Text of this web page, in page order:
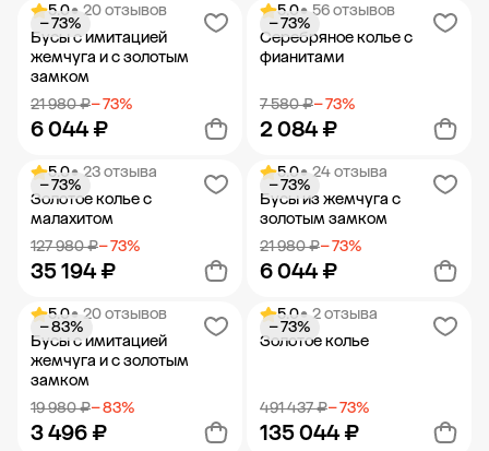
Добавить в корзину Добавить в корзину
5.0• 20 отзывов
Бусы с имитацией
жемчуга и с золотым
замком
21 980 ₽− 73%
6 044 ₽
− 73%
Добавить в корзину
5.0• 56 отзывов
Серебряное колье с
фианитами
7 580 ₽− 73%
2 084 ₽
− 73%
Добавить в корзину
5.0• 23 отзыва
Золотое колье с
малахитом
127 980 ₽− 73%
35 194 ₽
− 73%
Добавить в корзину
5.0• 24 отзыва
Бусы из жемчуга с
золотым замком
21 980 ₽− 73%
6 044 ₽
− 73%
Добавить в корзину
5.0• 20 отзывов
Бусы с имитацией
жемчуга и с золотым
замком
19 980 ₽− 83%
3 496 ₽
− 83%
5.0• 2 отзыва
Золотое колье
491 437 ₽− 73%
135 044 ₽
− 73%